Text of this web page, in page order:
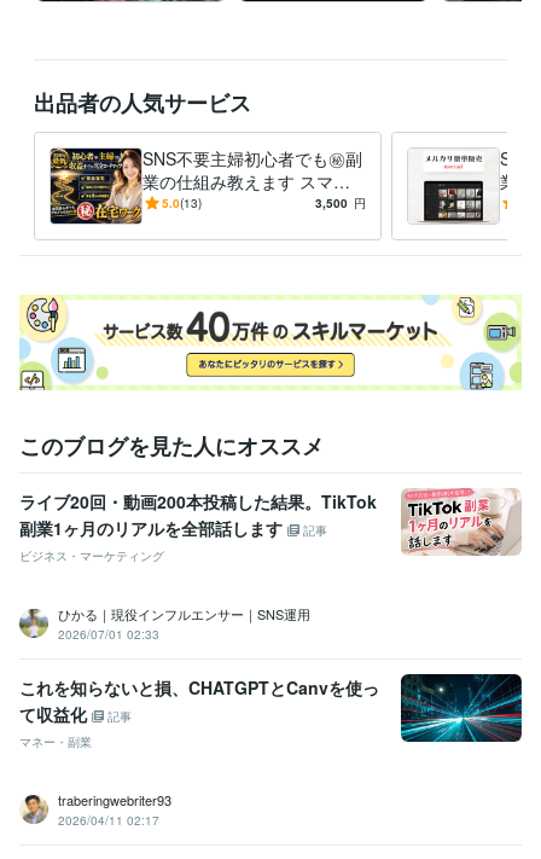
出品者の人気サービス
SNS不要主婦初心者でも㊙️副
業の仕組み教えます スマホ1
台で完結。2026年最新のAI技
5.0(13) 3,500 円
業教
来る
このブログを見た人にオススメ
ライブ20回・動画200本投稿した結果。TikTok
副業1ヶ月のリアルを全部話します
記事
ビジネス・マーケティング
ひかる｜現役インフルエンサー｜SNS運用
2026/07/01 02:33
これを知らないと損、CHATGPTとCanvを使っ
て収益化
記事
マネー・副業
traberingwebriter93
2026/04/11 02:17